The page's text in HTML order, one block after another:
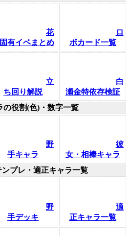
花
有イベまとめ
ロ
ボカード一覧
立
ち回り解説
白
瀬金特依存検証
の役割(色)・数字一覧
野
手キャラ
彼
女・相棒キャラ
プレ・適正キャラ一覧
野
手デッキ
適
正キャラ一覧